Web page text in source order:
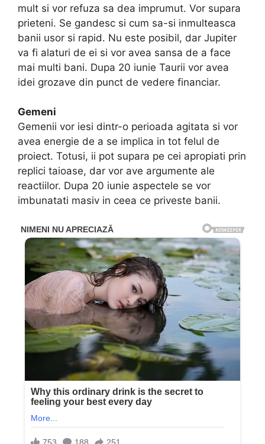
mult si vor refuza sa dea imprumut. Vor supara
prieteni. Se gandesc si cum sa-si inmulteasca
banii usor si rapid. Nu este posibil, dar Jupiter
va fi alaturi de ei si vor avea sansa de a face
mai multi bani. Dupa 20 iunie Taurii vor avea
idei grozave din punct de vedere financiar.
Gemeni
Gemenii vor iesi dintr-o perioada agitata si vor
avea energie de a se implica in tot felul de
proiect. Totusi, ii pot supara pe cei apropiati prin
replici taioase, dar vor ave argumente ale
reactiilor. Dupa 20 iunie aspectele se vor
imbunatati masiv in ceea ce priveste banii.